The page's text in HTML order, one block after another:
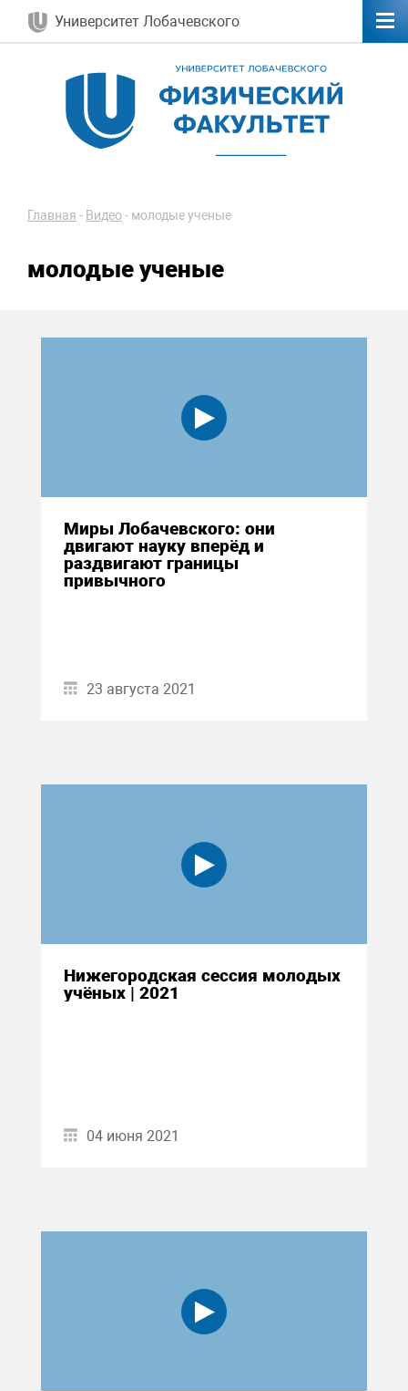
Университет Лобачевского
Главная - Видео - молодые ученые
молодые ученые
Миры Лобачевского: они
двигают науку вперёд и
раздвигают границы
привычного
23 августа 2021
Нижегородская сессия молодых
учёных | 2021
04 июня 2021